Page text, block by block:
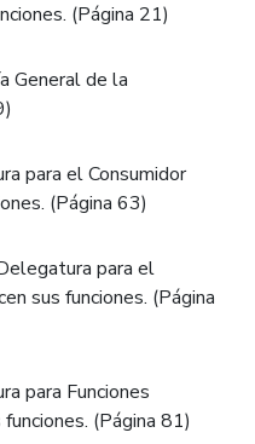
(Página 21)
General de la
para el Consumidor
(Página 63)
para el
sus funciones. (Página
para Funciones
(Página 81)